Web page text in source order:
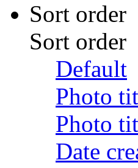
Sort order
Sort order
Default
Photo
Photo
Date